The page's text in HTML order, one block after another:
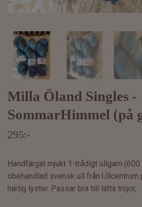
Milla Öland Singles -
SommarHimmel (på
295:-
Handfärgat mjukt 1-trådigt ullgarn
obehandlad svensk ull från Ullcentrum
härlig lyster. Passar bra till lätta tröjor,